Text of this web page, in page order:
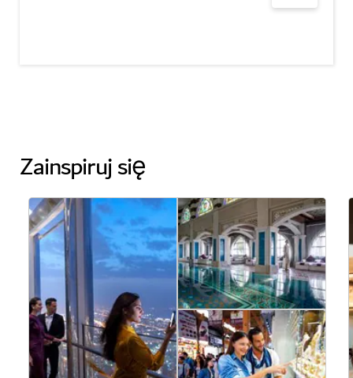
Zainspiruj się